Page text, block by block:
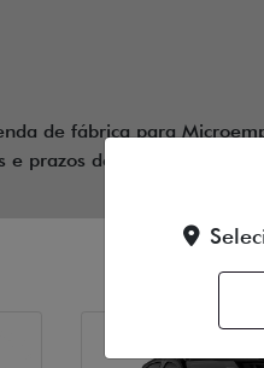
de fábrica para
prazos de entrega !